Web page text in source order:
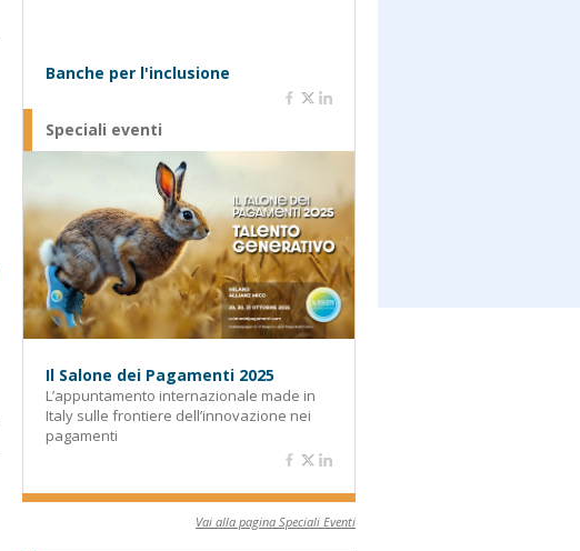
Banche per l'inclusione
Speciali eventi
Il Salone dei Pagamenti 2025
L’appuntamento internazionale made in
Italy sulle frontiere dell’innovazione nei
pagamenti
Vai alla pagina Speciali Eventi